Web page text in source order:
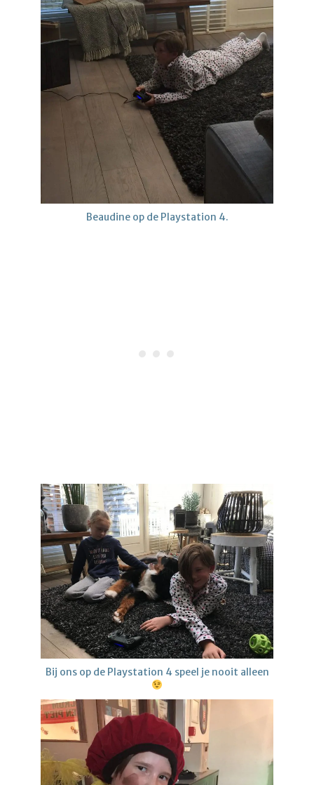
Beaudine op de Playstation 4.
Bij ons op de Playstation 4 speel je nooit alleen